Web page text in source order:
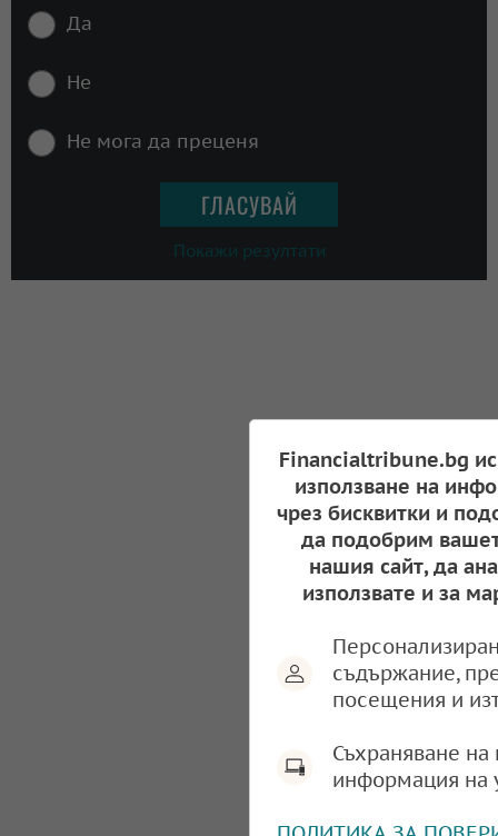
Да
Не
Не мога да преценя
Покажи резултати
Financialtribune.bg
използване на
чрез бисквитки и
да подобрим
нашия сайт, да
използвате и за
съдържание,
посещения и
Съхраняване
информация на